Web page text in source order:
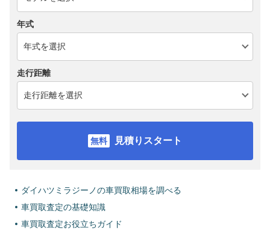
年式
走行距離
見積りスタート
ダイハツミラジーノの車買取相場を調べる
車買取査定の基礎知識
車買取査定お役立ちガイド